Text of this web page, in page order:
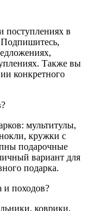
в
Подпишитесь,
Также вы
конкретного
мультитулы,
кружки с
подарочные
вариант для
подарка.
и походов?
коврики,